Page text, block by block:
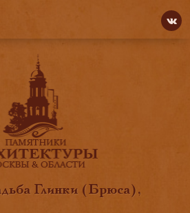
Глинки (Брюса),